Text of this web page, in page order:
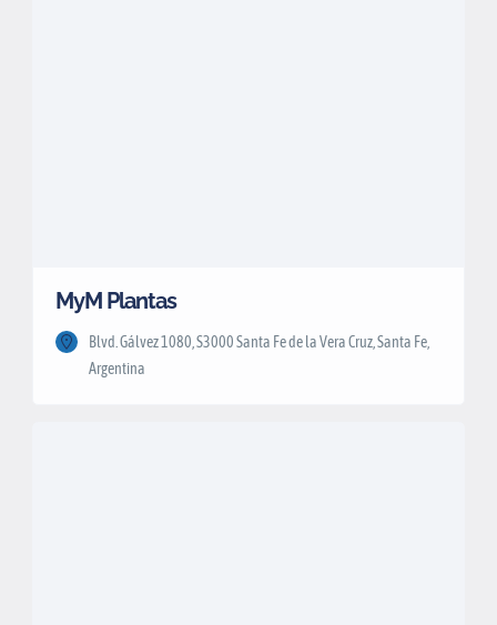
MyM Plantas
Blvd. Gálvez 1080, S3000 Santa Fe de la Vera Cruz, Santa Fe,
Argentina